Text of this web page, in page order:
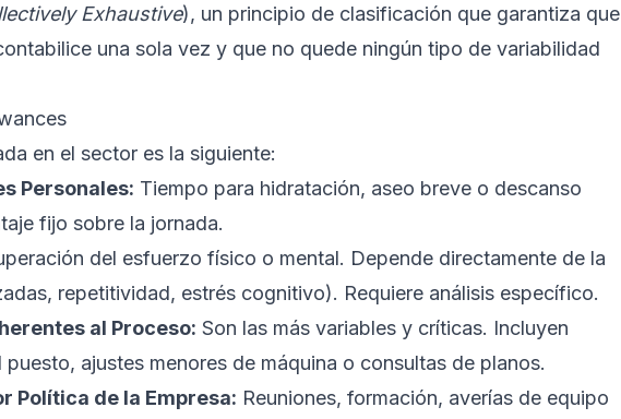
Exhaustive), un principio de clasificación que garantiza que
una sola vez y que no quede ningún tipo de variabilidad
en el sector es la siguiente:
Personales: Tiempo para hidratación, aseo breve o descanso
fijo sobre la jornada.
del esfuerzo físico o mental. Depende directamente de la
repetitividad, estrés cognitivo). Requiere análisis específico.
al Proceso: Son las más variables y críticas. Incluyen
ajustes menores de máquina o consultas de planos.
Política de la Empresa: Reuniones, formación, averías de equipo